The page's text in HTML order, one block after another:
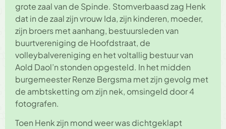
grote zaal van de Spinde. Stomverbaasd zag Henk
dat in de zaal zijn vrouw Ida, zijn kinderen, moeder,
zijn broers met aanhang, bestuursleden van
buurtvereniging de Hoofdstraat, de
volleybalvereniging en het voltallig bestuur van
Aold Daol’n stonden opgesteld. In het midden
burgemeester Renze Bergsma met zijn gevolg met
de ambtsketting om zijn nek, omsingeld door 4
fotografen.
Toen Henk zijn mond weer was dichtgeklapt